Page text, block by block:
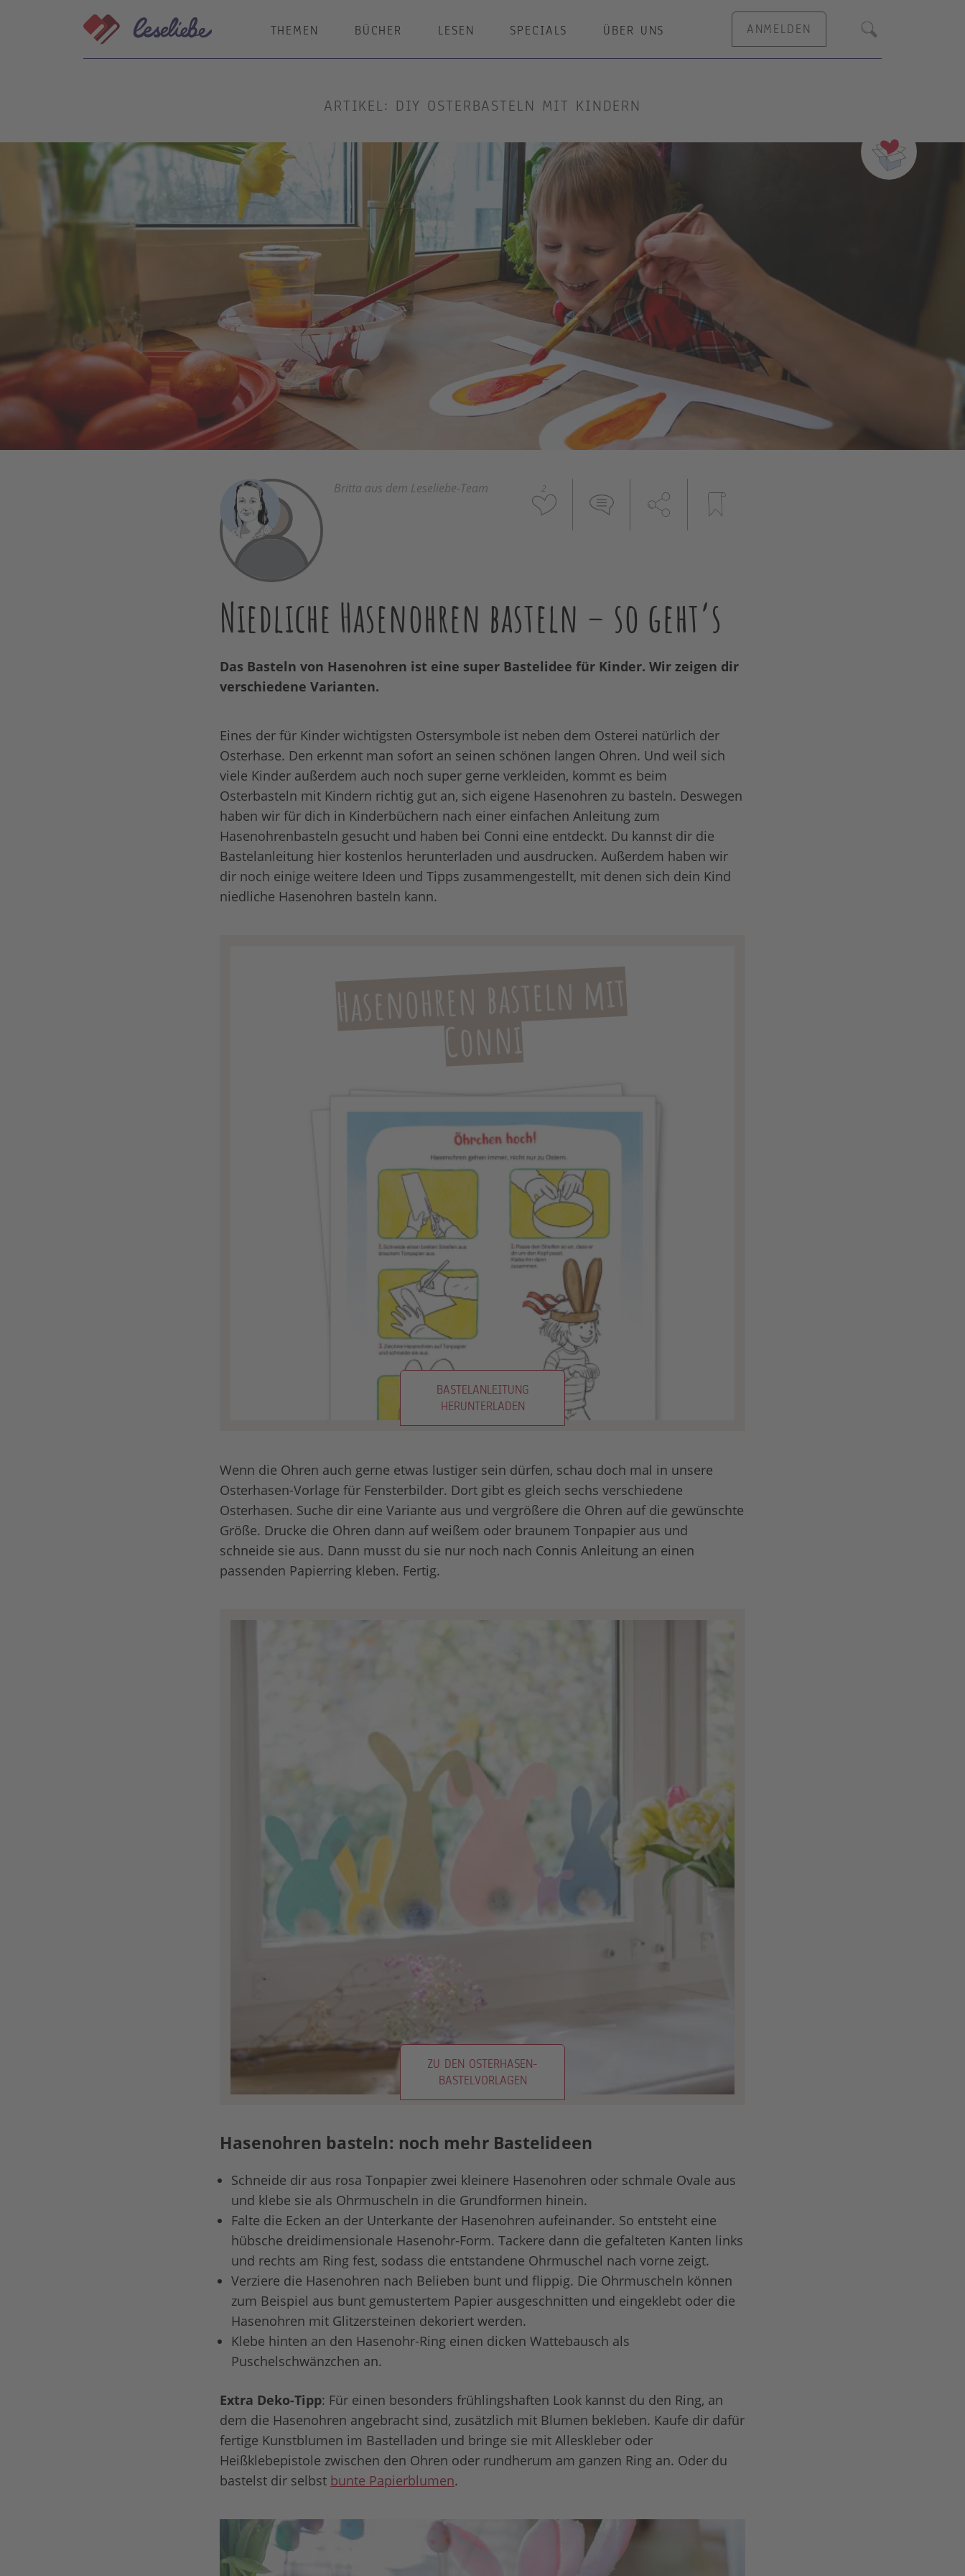
THEMEN BÜCHER LESEN SPECIALS ÜBER UNS ANMELDEN Suche
ARTIKEL: DIY OSTERBASTELN MIT KINDERN
Britta aus dem Leseliebe-Team 2
Niedliche Hasenohren basteln – so geht’s
Das Basteln von Hasenohren ist eine super Bastelidee für Kinder. Wir zeigen dir
verschiedene Varianten.
Eines der für Kinder wichtigsten Ostersymbole ist neben dem Osterei natürlich der
Osterhase. Den erkennt man sofort an seinen schönen langen Ohren. Und weil sich
viele Kinder außerdem auch noch super gerne verkleiden, kommt es beim
Osterbasteln mit Kindern richtig gut an, sich eigene Hasenohren zu basteln. Deswegen
haben wir für dich in Kinderbüchern nach einer einfachen Anleitung zum
Hasenohrenbasteln gesucht und haben bei Conni eine entdeckt. Du kannst dir die
Bastelanleitung hier kostenlos herunterladen und ausdrucken. Außerdem haben wir
dir noch einige weitere Ideen und Tipps zusammengestellt, mit denen sich dein Kind
niedliche Hasenohren basteln kann.
Hasenohren basteln mit
Conni
BASTELANLEITUNG
HERUNTERLADEN
Wenn die Ohren auch gerne etwas lustiger sein dürfen, schau doch mal in unsere
Osterhasen-Vorlage für Fensterbilder. Dort gibt es gleich sechs verschiedene
Osterhasen. Suche dir eine Variante aus und vergrößere die Ohren auf die gewünschte
Größe. Drucke die Ohren dann auf weißem oder braunem Tonpapier aus und
schneide sie aus. Dann musst du sie nur noch nach Connis Anleitung an einen
passenden Papierring kleben. Fertig.
ZU DEN OSTERHASEN-
BASTELVORLAGEN
Hasenohren basteln: noch mehr Bastelideen
Schneide dir aus rosa Tonpapier zwei kleinere Hasenohren oder schmale Ovale aus
und klebe sie als Ohrmuscheln in die Grundformen hinein.
Falte die Ecken an der Unterkante der Hasenohren aufeinander. So entsteht eine
hübsche dreidimensionale Hasenohr-Form. Tackere dann die gefalteten Kanten links
und rechts am Ring fest, sodass die entstandene Ohrmuschel nach vorne zeigt.
Verziere die Hasenohren nach Belieben bunt und flippig. Die Ohrmuscheln können
zum Beispiel aus bunt gemustertem Papier ausgeschnitten und eingeklebt oder die
Hasenohren mit Glitzersteinen dekoriert werden.
Klebe hinten an den Hasenohr-Ring einen dicken Wattebausch als
Puschelschwänzchen an.
Extra Deko-Tipp: Für einen besonders frühlingshaften Look kannst du den Ring, an
dem die Hasenohren angebracht sind, zusätzlich mit Blumen bekleben. Kaufe dir dafür
fertige Kunstblumen im Bastelladen und bringe sie mit Alleskleber oder
Heißklebepistole zwischen den Ohren oder rundherum am ganzen Ring an. Oder du
bastelst dir selbst bunte Papierblumen.